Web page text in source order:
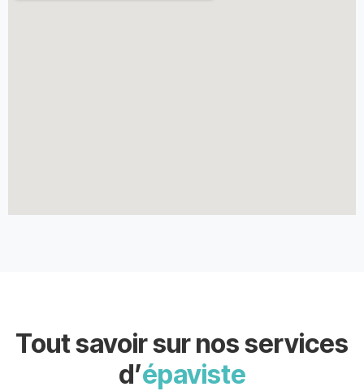
Tout savoir sur nos services
d’épaviste